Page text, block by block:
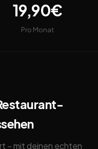
19,90€
Pro Monat
– mit deinen echten